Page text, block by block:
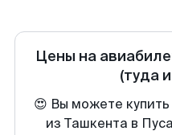
Цены на
(туда
😍 Вы можете
из Ташкента в